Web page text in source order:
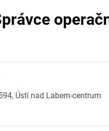
Ústí nad Labem-centrum